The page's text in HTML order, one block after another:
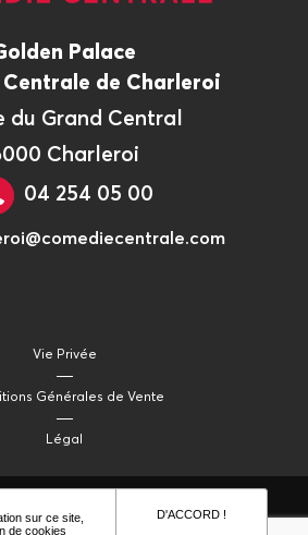
Palace
de Charleroi
du Grand Central
Charleroi
04 254 05 00
Vie Privée
Générales de Vente
Légal
sur ce site,
de cookies
D'ACCORD !